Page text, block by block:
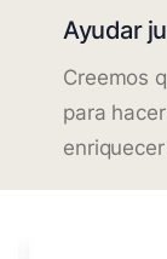
Ayudar
Creemos
para